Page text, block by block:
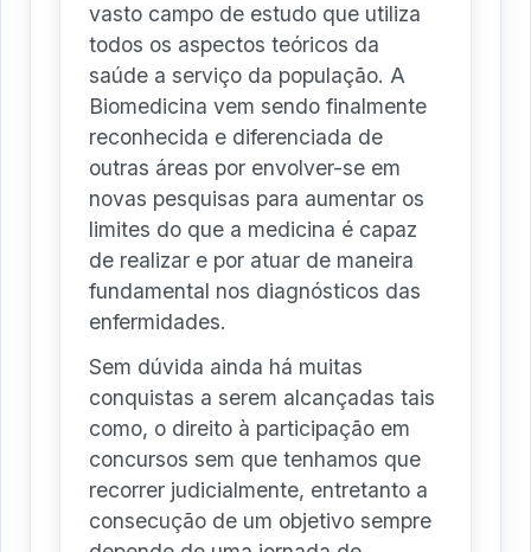
vasto campo de estudo que utiliza
todos os aspectos teóricos da
saúde a serviço da população. A
Biomedicina vem sendo finalmente
reconhecida e diferenciada de
outras áreas por envolver-se em
novas pesquisas para aumentar os
limites do que a medicina é capaz
de realizar e por atuar de maneira
fundamental nos diagnósticos das
enfermidades.
Sem dúvida ainda há muitas
conquistas a serem alcançadas tais
como, o direito à participação em
concursos sem que tenhamos que
recorrer judicialmente, entretanto a
consecução de um objetivo sempre